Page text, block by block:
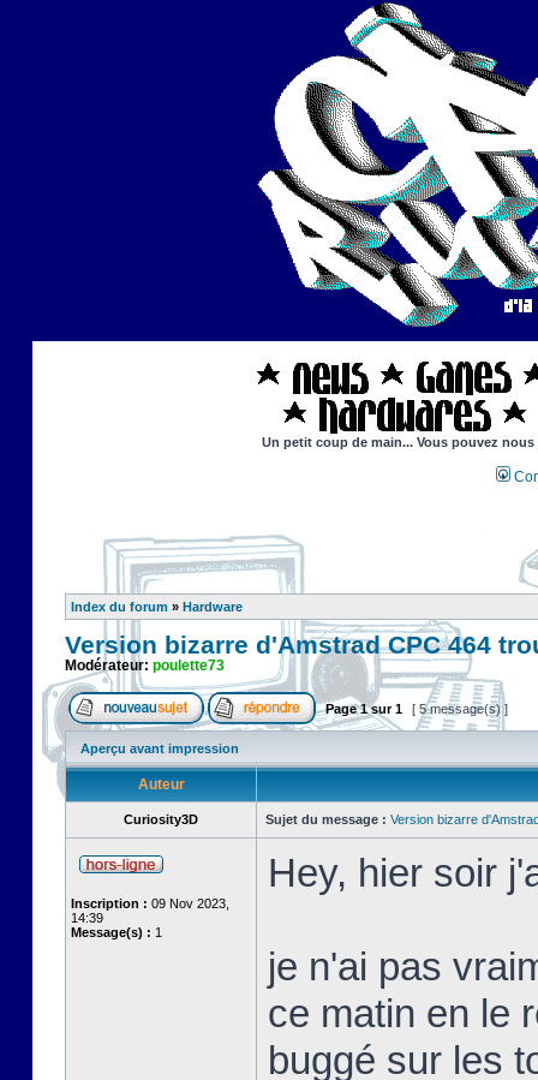
Un petit coup de main... Vous pouvez
Index du forum » Hardware
Version bizarre d'Amstrad CPC 464
Modérateur: poulette73
Page1sur1 [ 5 message(s) ]
Aperçu avant impression
Auteur
Curiosity3D Sujet du message : Version bizarre
Inscription : 09 Nov 2023,
14:39
Message(s) : 1
Hey, hier soir
je n'ai pas
ce matin en le
buggé sur les